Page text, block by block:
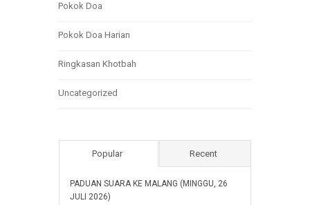
Pokok Doa
Pokok Doa Harian
Ringkasan Khotbah
Uncategorized
Popular Recent
PADUAN SUARA KE MALANG (MINGGU, 26
JULI 2026)